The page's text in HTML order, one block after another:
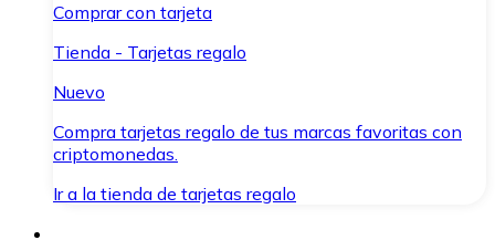
Comprar con tarjeta
Tienda - Tarjetas regalo
Nuevo
Compra tarjetas regalo de tus marcas favoritas con
criptomonedas.
Ir a la tienda de tarjetas regalo